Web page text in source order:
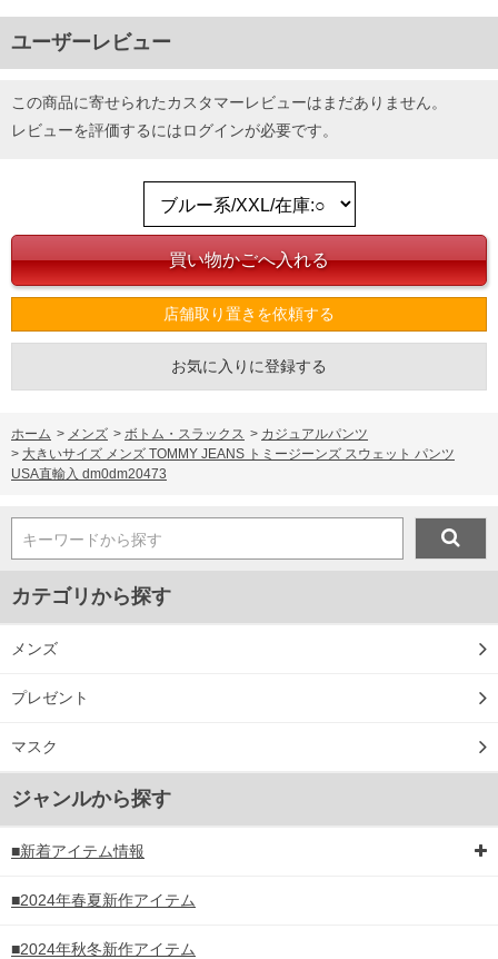
ユーザーレビュー
この商品に寄せられたカスタマーレビューはまだありません。
レビューを評価するにはログインが必要です。
店舗取り置きを依頼する
お気に入りに登録する
ホーム > メンズ > ボトム・スラックス > カジュアルパンツ
> 大きいサイズ メンズ TOMMY JEANS トミージーンズ スウェット パンツ
USA直輸入 dm0dm20473
キーワードから探す
カテゴリから探す
メンズ
プレゼント
マスク
ジャンルから探す
■新着アイテム情報
■2024年春夏新作アイテム
■2024年秋冬新作アイテム